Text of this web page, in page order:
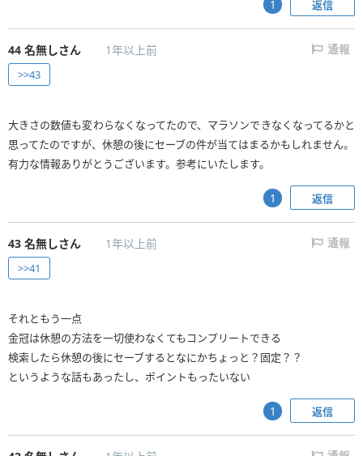
返信
1
44 名無しさん 1年以上前 通報
>>43
大きさの数値も変わらなくなってたので、マラソンできなくなってるかと
思ってたのですが、休憩の後にセーブの件が当てはまるかもしれません。
有力な情報ありがとうございます。参考にいたします。
返信
1
43 名無しさん 1年以上前 通報
>>41
それともう一点
金冠は休憩の方法を一切使わなくてもコンプリートできる
検索したら休憩の後にセーブするとなにかちょっと？固定？？
というような話もあったし、ポイントもったいない
返信
1